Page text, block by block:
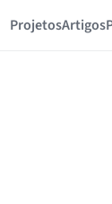
ProjetosArtigos